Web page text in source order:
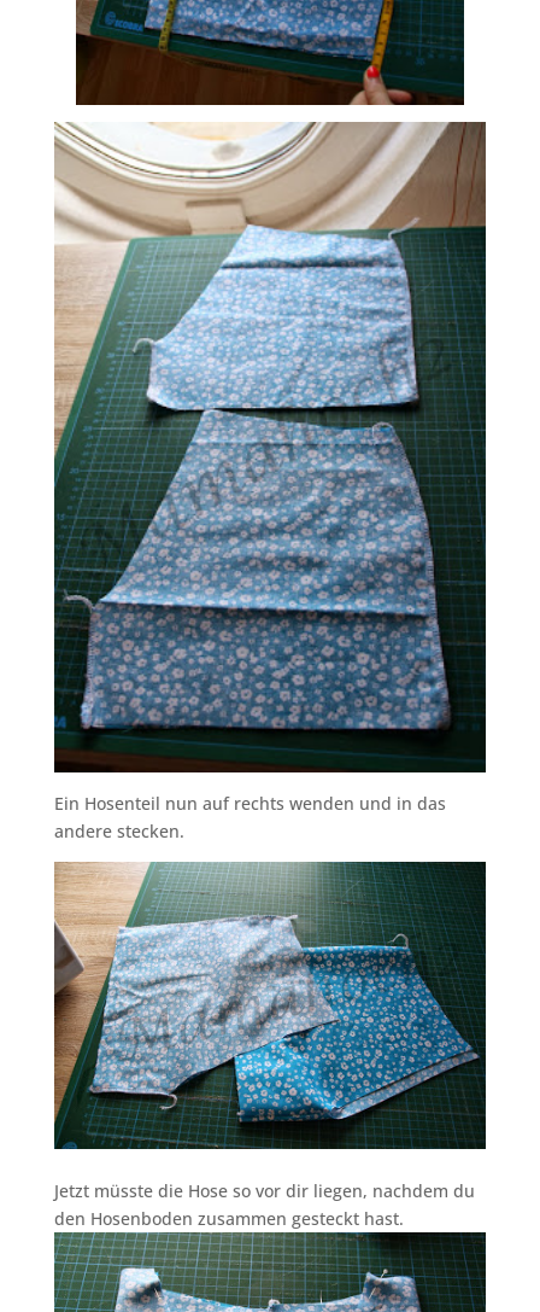
Ein Hosenteil nun auf rechts wenden und in das
andere stecken.
Jetzt müsste die Hose so vor dir liegen, nachdem du
den Hosenboden zusammen gesteckt hast.